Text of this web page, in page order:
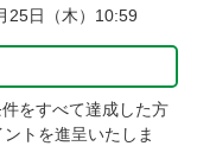
25日（木）10:59
をすべて達成した方
トを進呈いたしま